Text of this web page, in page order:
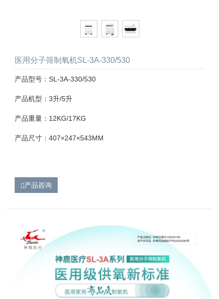
医用分子筛制氧机SL-3A-330/530
产品型号：SL-3A-330/530
产品机型：3升/5升
产品重量：12KG/17KG
产品尺寸：407×247×543MM
产品咨询